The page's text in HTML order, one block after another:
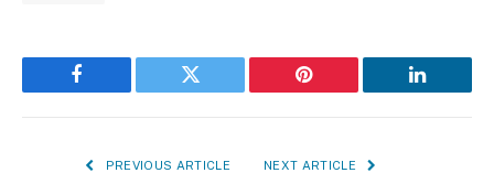
Facebook Twitter Pinterest LinkedIn
PREVIOUS ARTICLE NEXT ARTICLE